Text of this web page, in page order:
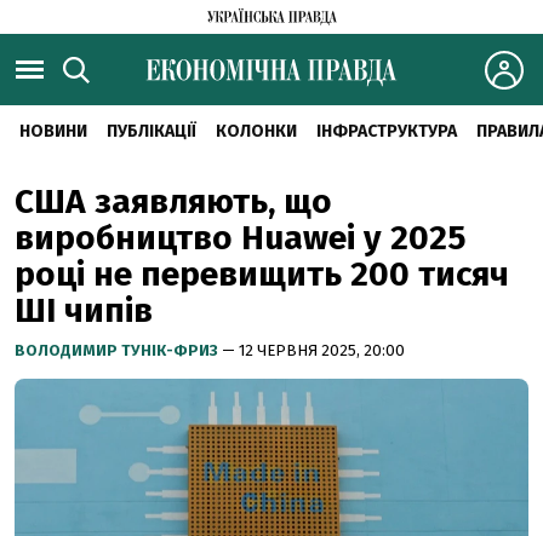
НОВИНИ ПУБЛІКАЦІЇ КОЛОНКИ ІНФРАСТРУКТУРА
США заявляють, що
виробництво Huawei у 2025
році не перевищить 200 тисяч
ШІ чипів
ВОЛОДИМИР ТУНІК-ФРИЗ — 12 ЧЕРВНЯ 2025, 20:00